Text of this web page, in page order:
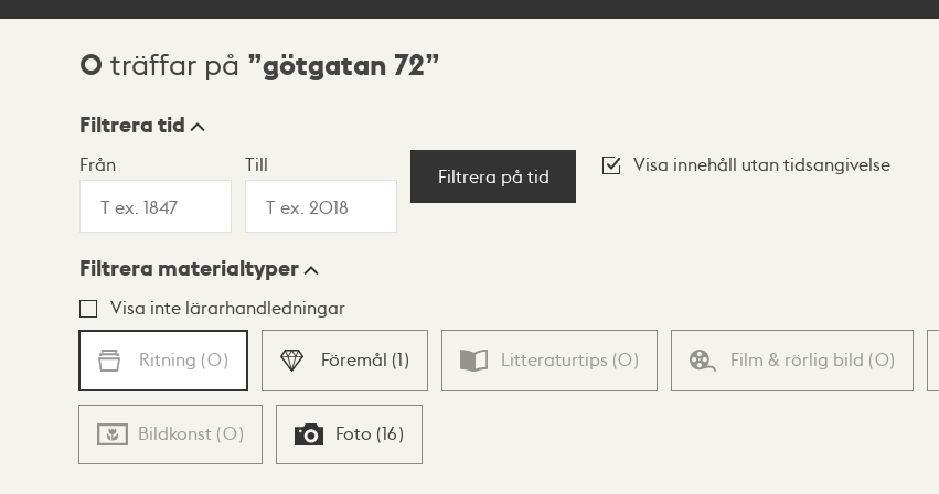
Sökresultat
0 träffar på götgatan 72
Visningsläge
Lista Karta
Filtrera tid
Från Till
Filtrera på tid
Visa innehåll utan tidsangivelse
Filtrera materialtyper
Visa inte lärarhandledningar
Ritning (0) Föremål (1) Litteraturtips (0) Film & rörlig bild (0)
Bildkonst (0) Foto (16)